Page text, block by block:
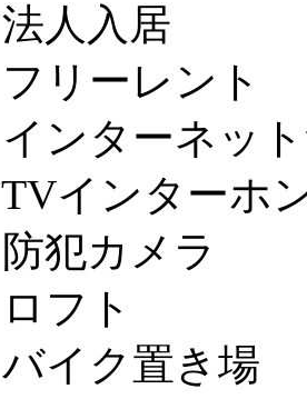
法人入居
フリーレント
インターネッ
TVインターホ
防犯カメラ
ロフト
バイク置き場